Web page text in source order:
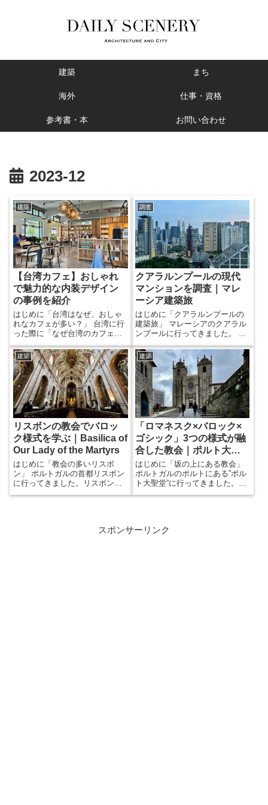
建築 まち
海外 仕事・資格
参考書・本 お問い合わせ
2023-12
建築
【台湾カフェ】おしゃれ
で魅力的な内装デザイン
の事例を紹介
はじめに「台湾はなぜ、おしゃ
れなカフェが多い？」 台湾に行
った際に「なぜ台湾のカフェは
いのだろうか」と率直に思いま
した。 そして、それらのほとん
どは東京のように満席で入れな
いなんていうことがなく、ゆと
りがあるということにも魅力を
感じました。 魅力的な内装デザ
インが多い台湾で、カフェに足
を運びつつその空間を味わって
きましたので、いくつかのパタ
ーンに分けて、写真を交えて紹
介...
調査
クアラルンプールの現代
マンションを調査｜マレ
ーシア建築旅
はじめに「クアラルンプールの
建築旅」 マレーシアのクアラル
ンプールに行ってきました。 ク
たのですが、実際に行くと、行
く前に持っていたイメージと大
きく違うことに気づきました。
かなり都会的なイメージがあり
ましたが、交通網や建築など、
まだ発展途中の街でした。 それ
でも街が持っているパワーはひ
しひしと感じられました。 特に
コンドミニアムやアパートメン
トといった、日本で言う”マ...
建築
リスボンの教会でバロッ
ク様式を学ぶ｜Basilica of
Our Lady of the Martyrs
はじめに「教会の多いリスボ
ン」 ポルトガルの首都リスボン
に行ってきました。リスボンに
教会があるような場所で、観光
建築
「ロマネスク×バロック×
ゴシック」3つの様式が融
合した教会｜ポルト大聖
堂
はじめに「坂の上にある教会」
ポルトガルのポルトにある”ポル
ト大聖堂”に行ってきました。ポ
会は13世紀に建てられており、
スポンサーリンク